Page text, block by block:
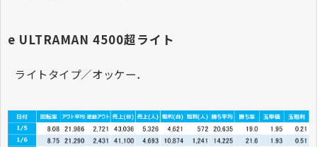
e ULTRAMAN 4500超ライト
ライトタイプ／オッケー．